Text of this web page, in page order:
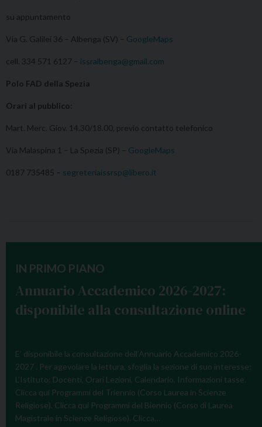
su appuntamento
Via G. Galilei 36 – Albenga (SV) – GoogleMaps
cell. 334 571 6127 – issralbenga@gmail.com
Polo FAD della Spezia
Orari al pubblico:
Mart. Merc. Giov. 14.30/18.00, previo contatto telefonico
Via Malaspina 1 – La Spezia (SP) – GoogleMaps
0187 735485 – segreteriaissrsp@libero.it
IN PRIMO PIANO
Annuario Accademico 2026-2027:
disponibile alla consultazione online
E’ disponibile la consultazione dell’Annuario Accademico 2026-
2027 . Per agevolare la lettura, sfoglia la sezione di suo interesse:
L’Istituto: Docenti, Orari Lezioni, Calendario, Informazioni tasse.
Clicca qui Programmi del Triennio (Corso Laurea in Scienze
Religiose). Clicca qui Programmi del Biennio (Corso di Laurea
Magistrale in Scienze Religiose). Clicca…